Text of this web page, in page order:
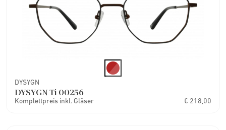
DYSYGN
DYSYGN Ti 00256
Komplettpreis inkl. Gläser € 218,00